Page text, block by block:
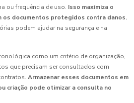
ou frequência de uso. Isso maximiza o
os documentos protegidos contra danos.
podem ajudar na segurança e na
como um critério de organização,
que precisam ser consultados com
Armazenar esses documentos em
criação pode otimizar a consulta no